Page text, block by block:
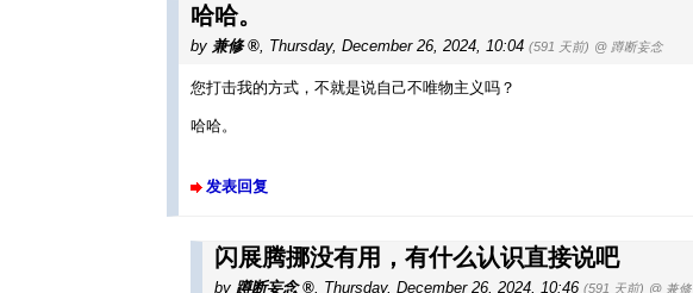
哈哈。
by 兼修 Thursday, December 26, 2024, 10:04 (591 天前) @ 蹲断妄念
您打击我的方式，不就是说自己不唯物主义吗？
哈哈。
发表回复
闪展腾挪没有用，有什么认识直接说吧
by 蹲断妄念 Thursday, December 26, 2024, 10:46 (591 天前) @ 兼修